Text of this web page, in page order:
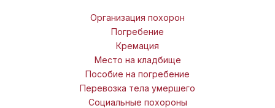
Организация похорон
Погребение
Кремация
Место на кладбище
Пособие на погребение
Перевозка тела умершего
Социальные похороны